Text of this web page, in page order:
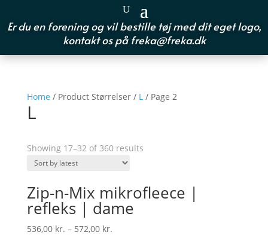
Er du en forening og vil bestille tøj med dit eget logo,
kontakt os på freka@freka.dk
Home / Product Størrelser / L/ Page 2
L
Showing 17–32 of 360 results
Zip-n-Mix mikrofleece |
refleks | dame
536,00 kr. – 572,00 kr.